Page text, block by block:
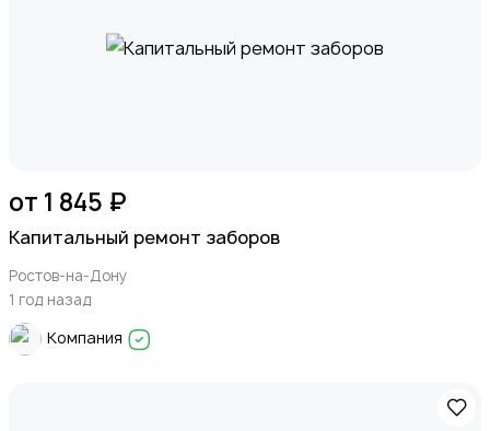
от 1 845 ₽
Капитальный ремонт заборов
Ростов-на-Дону
1 год назад
Компания